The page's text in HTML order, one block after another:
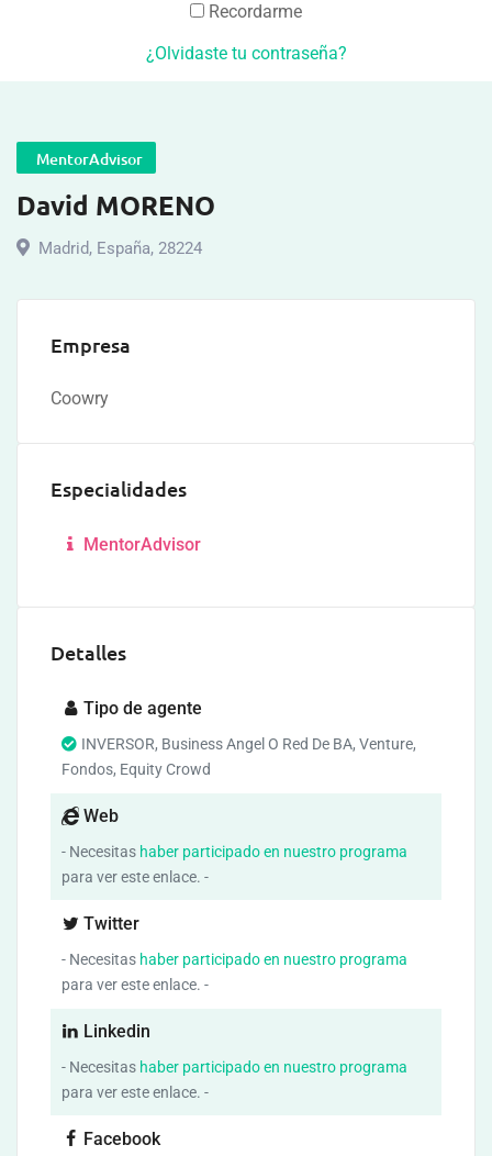
Recordarme
¿Olvidaste tu contraseña?
MentorAdvisor
David MORENO
Madrid, España, 28224
Empresa
Coowry
Especialidades
MentorAdvisor
Detalles
Tipo de agente
INVERSOR, Business Angel O Red De BA, Venture,
Fondos, Equity Crowd
Web
- Necesitas haber participado en nuestro programa
para ver este enlace. -
Twitter
- Necesitas haber participado en nuestro programa
para ver este enlace. -
Linkedin
- Necesitas haber participado en nuestro programa
para ver este enlace. -
Facebook